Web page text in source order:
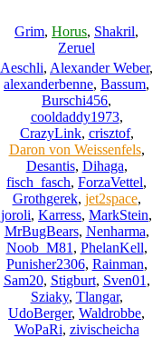
Grim, Horus, Shakril,
Zeruel
Aeschli, Alexander Weber,
alexanderbenne, Bassum,
Burschi456,
cooldaddy1973,
CrazyLink, crisztof,
Daron von Weissenfels,
Desantis, Dihaga,
fisch_fasch, ForzaVettel,
Grothgerek, jet2space,
joroli, Karress, MarkStein,
MrBugBears, Nenharma,
Noob_M81 , PhelanKell,
Punisher2306, Rainman,
Sam20, Stigburt, Sven01 ,
Sziaky, Tlangar,
UdoBerger, Waldrobbe,
WoPaRi, zivischeicha